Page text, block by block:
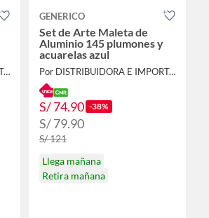
Por DISTRIBUIDORA E IMPORTADORA
GENERICO
Set de Arte Maleta de
Aluminio 145 plumones y
acuarelas azul
Por DISTRIBUIDORA E IMPORTADORA
S/ 74.90 -38%
S/ 79.90
S/ 121
Llega mañana
Retira mañana